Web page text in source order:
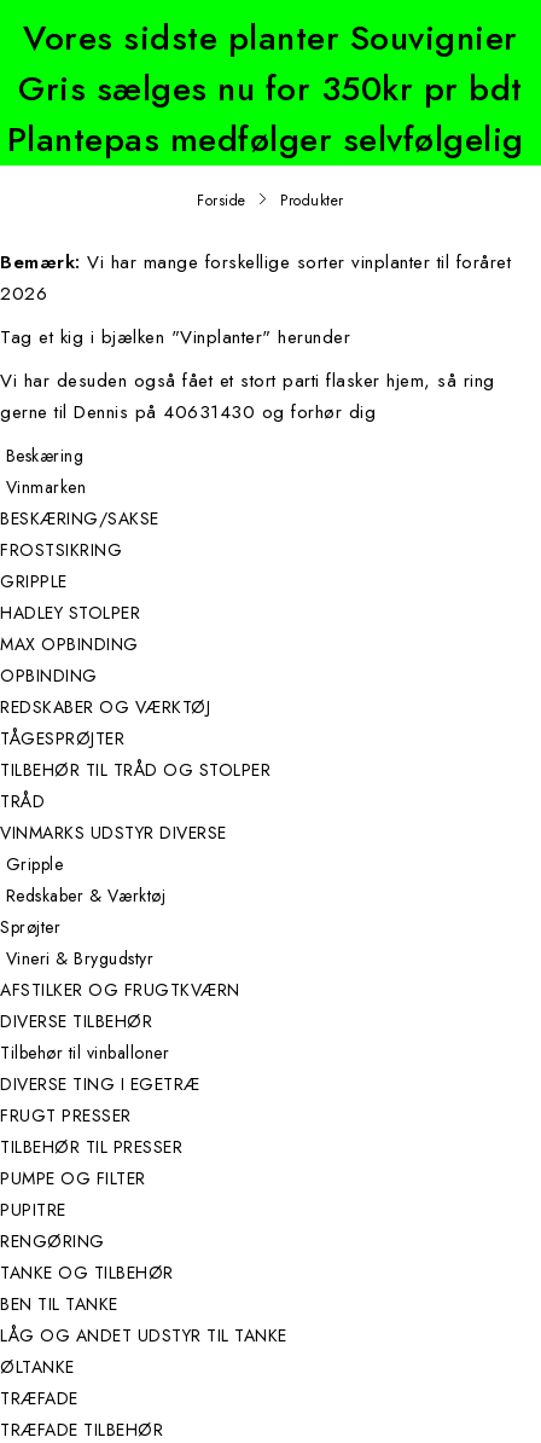
Vores sidste planter Souvignier
Gris sælges nu for 350kr pr bdt
Plantepas medfølger selvfølgelig
Forside Produkter
Bemærk: Vi har mange forskellige sorter vinplanter til foråret
2026
Tag et kig i bjælken "Vinplanter" herunder
Vi har desuden også fået et stort parti flasker hjem, så ring
gerne til Dennis på 40631430 og forhør dig
Beskæring
Vinmarken
BESKÆRING/SAKSE
FROSTSIKRING
GRIPPLE
HADLEY STOLPER
MAX OPBINDING
OPBINDING
REDSKABER OG VÆRKTØJ
TÅGESPRØJTER
TILBEHØR TIL TRÅD OG STOLPER
TRÅD
VINMARKS UDSTYR DIVERSE
Gripple
Redskaber & Værktøj
Sprøjter
Vineri & Brygudstyr
AFSTILKER OG FRUGTKVÆRN
DIVERSE TILBEHØR
Tilbehør til vinballoner
DIVERSE TING I EGETRÆ
FRUGT PRESSER
TILBEHØR TIL PRESSER
PUMPE OG FILTER
PUPITRE
RENGØRING
TANKE OG TILBEHØR
BEN TIL TANKE
LÅG OG ANDET UDSTYR TIL TANKE
ØLTANKE
TRÆFADE
TRÆFADE TILBEHØR